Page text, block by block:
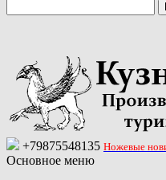
+79875548135 Ножевые
Основное меню